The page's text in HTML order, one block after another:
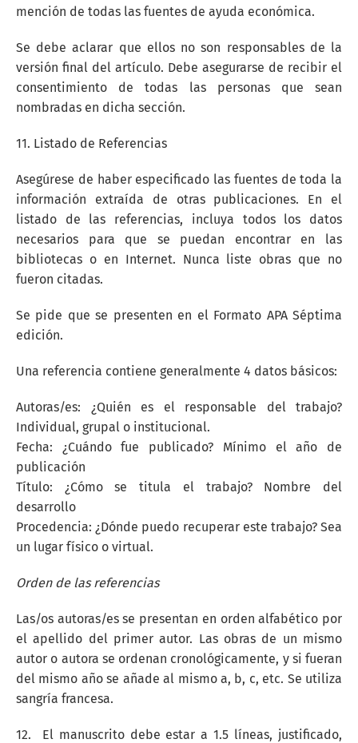
mención de todas las fuentes de ayuda económica.
Se debe aclarar que ellos no son responsables de la
versión final del artículo. Debe asegurarse de recibir el
consentimiento de todas las personas que sean
nombradas en dicha sección.
11. Listado de Referencias
Asegúrese de haber especificado las fuentes de toda la
información extraída de otras publicaciones. En el
listado de las referencias, incluya todos los datos
necesarios para que se puedan encontrar en las
bibliotecas o en Internet. Nunca liste obras que no
fueron citadas.
Se pide que se presenten en el Formato APA Séptima
edición.
Una referencia contiene generalmente 4 datos básicos:
Autoras/es: ¿Quién es el responsable del trabajo?
Individual, grupal o institucional.
Fecha: ¿Cuándo fue publicado? Mínimo el año de
publicación
Título: ¿Cómo se titula el trabajo? Nombre del
desarrollo
Procedencia: ¿Dónde puedo recuperar este trabajo? Sea
un lugar físico o virtual.
Orden de las referencias
Las/os autoras/es se presentan en orden alfabético por
el apellido del primer autor. Las obras de un mismo
autor o autora se ordenan cronológicamente, y si fueran
del mismo año se añade al mismo a, b, c, etc. Se utiliza
sangría francesa.
12. El manuscrito debe estar a 1.5 líneas, justificado,